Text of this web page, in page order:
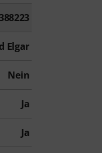
Elgar
Nein
Ja
Ja